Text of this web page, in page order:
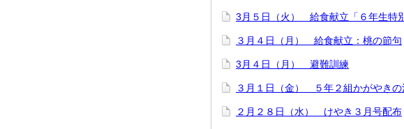
3月５日（火） 給食献立「６年生特
３月４日（月） 給食献立：桃の節句
3月４日（月） 避難訓練
３月１日（金） ５年２組かがやき
２月２８日（水） けやき３月号配布